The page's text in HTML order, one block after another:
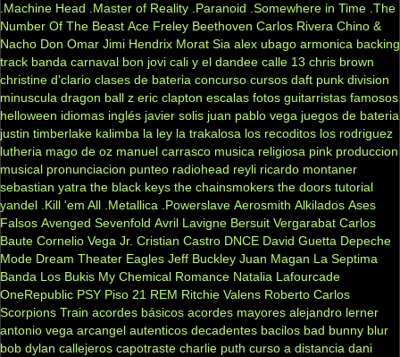
.Machine Head .Master of Reality .Paranoid .Somewhere in Time .The
Number Of The Beast Ace Freley Beethoven Carlos Rivera Chino &
Nacho Don Omar Jimi Hendrix Morat Sia alex ubago armonica backing
track banda carnaval bon jovi cali y el dandee calle 13 chris brown
christine d'clario clases de bateria concurso cursos daft punk division
minuscula dragon ball z eric clapton escalas fotos guitarristas famosos
helloween idiomas inglés javier solis juan pablo vega juegos de bateria
justin timberlake kalimba la ley la trakalosa los recoditos los rodriguez
lutheria mago de oz manuel carrasco musica religiosa pink produccion
musical pronunciacion punteo radiohead reyli ricardo montaner
sebastian yatra the black keys the chainsmokers the doors tutorial
yandel .Kill 'em All .Metallica .Powerslave Aerosmith Alkilados Ases
Falsos Avenged Sevenfold Avril Lavigne Bersuit Vergarabat Carlos
Baute Cornelio Vega Jr. Cristian Castro DNCE David Guetta Depeche
Mode Dream Theater Eagles Jeff Buckley Juan Magan La Septima
Banda Los Bukis My Chemical Romance Natalia Lafourcade
OneRepublic PSY Piso 21 REM Ritchie Valens Roberto Carlos
Scorpions Train acordes básicos acordes mayores alejandro lerner
antonio vega arcangel autenticos decadentes bacilos bad bunny blur
bob dylan callejeros capotraste charlie puth curso a distancia dani